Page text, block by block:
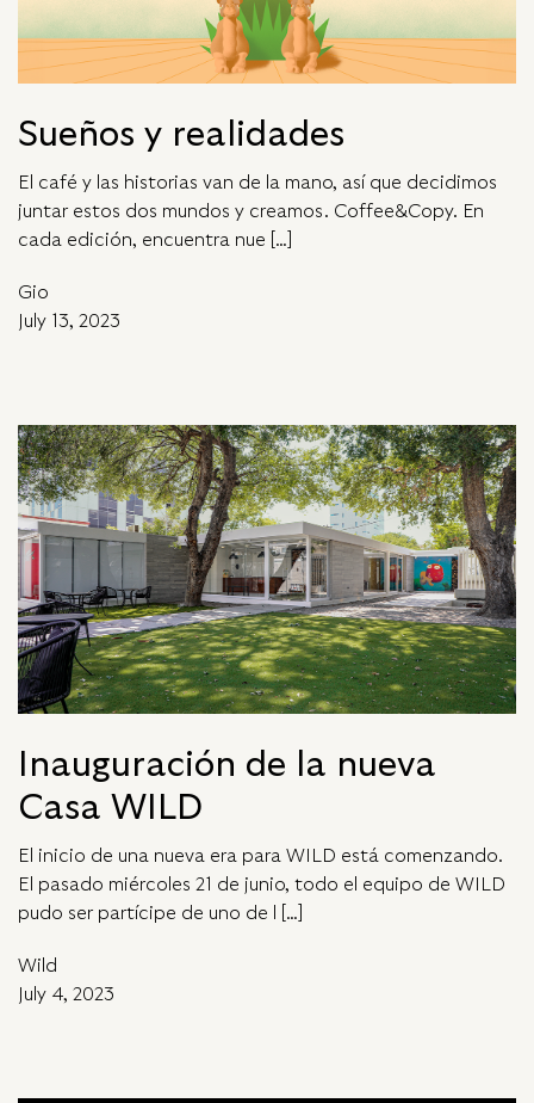
Sueños y realidades
El café y las historias van de la mano, así que decidimos
juntar estos dos mundos y creamos. Coffee&Copy. En
cada edición, encuentra nue […]
Gio
July 13, 2023
Inauguración de la nueva
Casa WILD
El inicio de una nueva era para WILD está comenzando.
El pasado miércoles 21 de junio, todo el equipo de WILD
pudo ser partícipe de uno de l […]
Wild
July 4, 2023